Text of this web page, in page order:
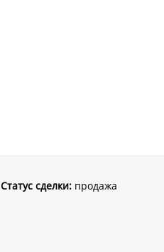
Статус сделки:продажа